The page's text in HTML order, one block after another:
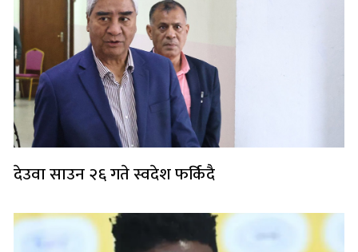
देउवा साउन २६ गते स्वदेश फर्किदै